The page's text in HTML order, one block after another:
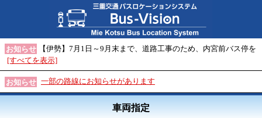
お知らせ
【伊勢】7月1日～9月末まで、道路工事のため、内宮前バス停を
[すべてを表示]
お知らせ 一部の路線にお知らせがあります
車両指定